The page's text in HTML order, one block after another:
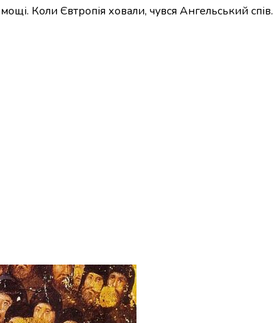
Коли Євтропія ховали, чувся Ангельський спів.